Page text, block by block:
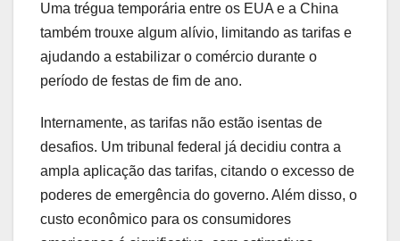
Uma trégua temporária entre os EUA e a China
também trouxe algum alívio, limitando as tarifas e
ajudando a estabilizar o comércio durante o
período de festas de fim de ano.
Internamente, as tarifas não estão isentas de
desafios. Um tribunal federal já decidiu contra a
ampla aplicação das tarifas, citando o excesso de
poderes de emergência do governo. Além disso, o
custo econômico para os consumidores